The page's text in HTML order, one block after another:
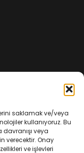
saklamak ve/veya
kullanıyoruz. Bu
veya
verecektir. Onay
ve işlevleri